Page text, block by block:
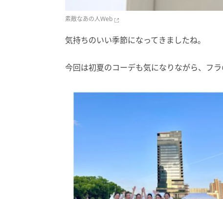
素敵なあの人Web
気持ちのいい季節になってきましたね。
今回は初夏のコーデも気になりながら、フ